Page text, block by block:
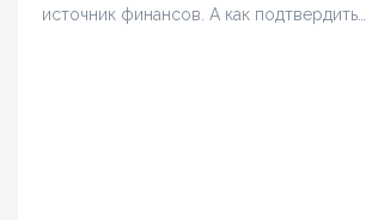
источник финансов. А как подтвердить…